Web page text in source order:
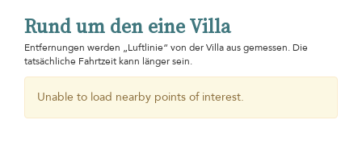
Rund um den eine Villa
Entfernungen werden „Luftlinie“ von der Villa aus gemessen. Die
tatsächliche Fahrtzeit kann länger sein.
Unable to load nearby points of interest.